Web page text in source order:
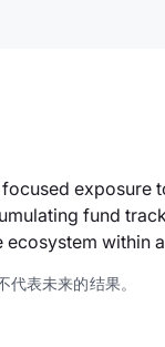
fund
within
表未来的结果。